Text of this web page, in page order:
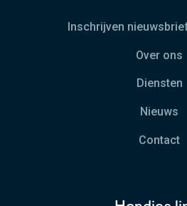
Inschrijven
Over ons
Diensten
Nieuws
Contact